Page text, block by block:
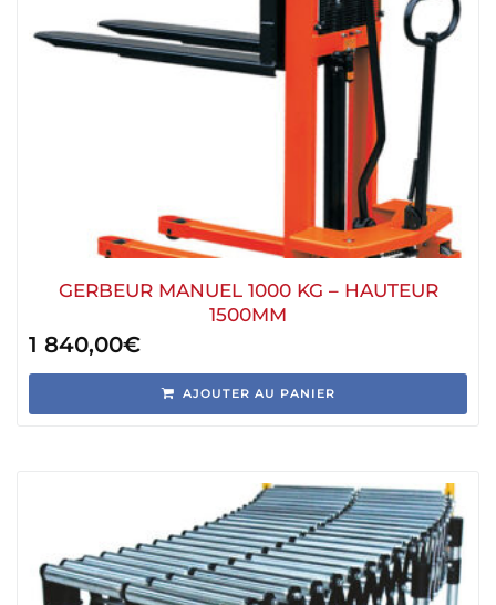
GERBEUR MANUEL 1000 KG – HAUTEUR
1500MM
1 840,00€
AJOUTER AU PANIER